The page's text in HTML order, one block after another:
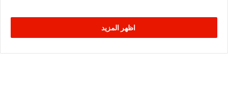
اظهر المزيد